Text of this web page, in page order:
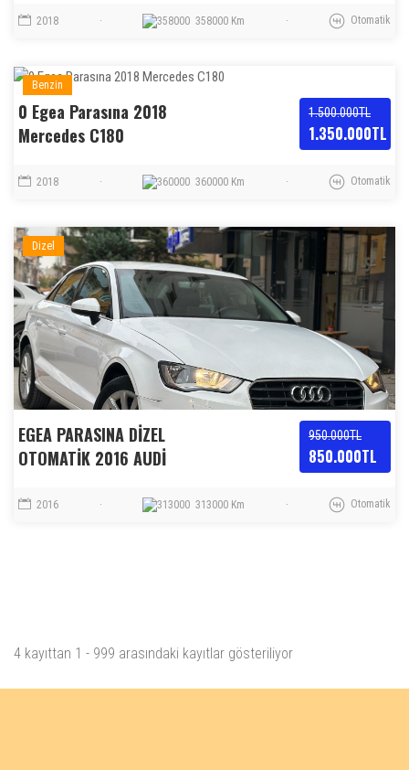
2018 · 358000 Km · Otomatik
Benzin
0 Egea Parasına 2018
Mercedes C180
1.500.000TL
1.350.000TL
2018 · 360000 Km · Otomatik
Dizel
EGEA PARASINA DİZEL
OTOMATİK 2016 AUDİ
950.000TL
850.000TL
2016 · 313000 Km · Otomatik
4 kayıttan 1 - 999 arasındaki kayıtlar gösteriliyor